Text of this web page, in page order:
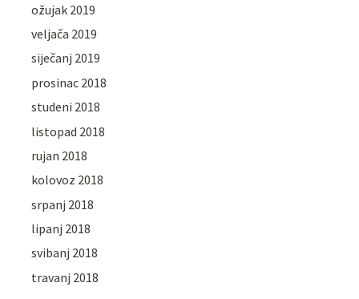
ožujak 2019
veljača 2019
siječanj 2019
prosinac 2018
studeni 2018
listopad 2018
rujan 2018
kolovoz 2018
srpanj 2018
lipanj 2018
svibanj 2018
travanj 2018